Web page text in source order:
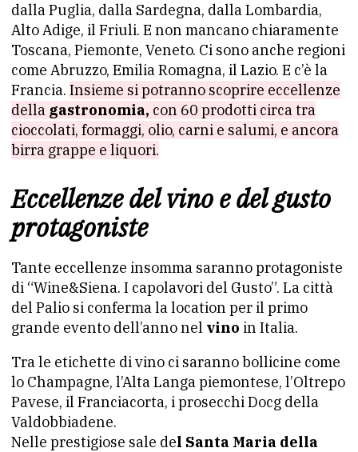
dalla Puglia, dalla Sardegna, dalla Lombardia,
Alto Adige, il Friuli. E non mancano chiaramente
Toscana, Piemonte, Veneto. Ci sono anche regioni
come Abruzzo, Emilia Romagna, il Lazio. E c’è la
Francia. Insieme si potranno scoprire eccellenze
della gastronomia, con 60 prodotti circa tra
cioccolati, formaggi, olio, carni e salumi, e ancora
birra grappe e liquori.
Eccellenze del vino e del gusto
protagoniste
Tante eccellenze insomma saranno protagoniste
di “Wine&Siena. I capolavori del Gusto”. La città
del Palio si conferma la location per il primo
grande evento dell’anno nel vino in Italia.
Tra le etichette di vino ci saranno bollicine come
lo Champagne, l’Alta Langa piemontese, l’Oltrepo
Pavese, il Franciacorta, i prosecchi Docg della
Valdobbiadene.
Nelle prestigiose sale del Santa Maria della